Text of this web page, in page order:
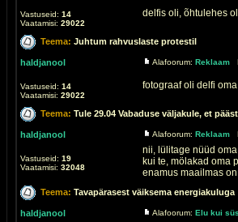
Vastuseid: 14
Vaatamisi: 29022
delfis oli, õhtulehes
Teema: Juhtum rahvuslaste protestil
haldjanool
Vastuseid: 14
Vaatamisi: 29022
Alafoorum: Reklaam
fotograaf oli delfi
Teema: Tule 29.04 Vabaduse väljakule, et
haldjanool
Vastuseid: 19
Vaatamisi: 32048
Alafoorum: Reklaam
nii, lülitage nüüd
kui te, mölakad oma
enamus maailmas
Teema: Tavapärasest väiksema energiakuluga
haldjanool Alafoorum: Elu kui